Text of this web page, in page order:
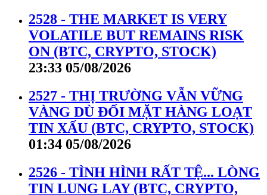
2528 - THE MARKET IS VERY
VOLATILE BUT REMAINS RISK
ON (BTC, CRYPTO, STOCK)
23:33 05/08/2026
2527 - THỊ TRƯỜNG VẪN VỮNG
VÀNG DÙ ĐỐI MẶT HÀNG LOẠT
TIN XẤU (BTC, CRYPTO, STOCK)
01:34 05/08/2026
2526 - TÌNH HÌNH RẤT TỆ... LÒNG
TIN LUNG LAY (BTC, CRYPTO,